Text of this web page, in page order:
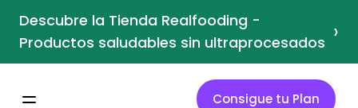
Descubre la Tienda Realfooding -
Productos saludables sin ultraprocesados ›
Consigue tu Plan